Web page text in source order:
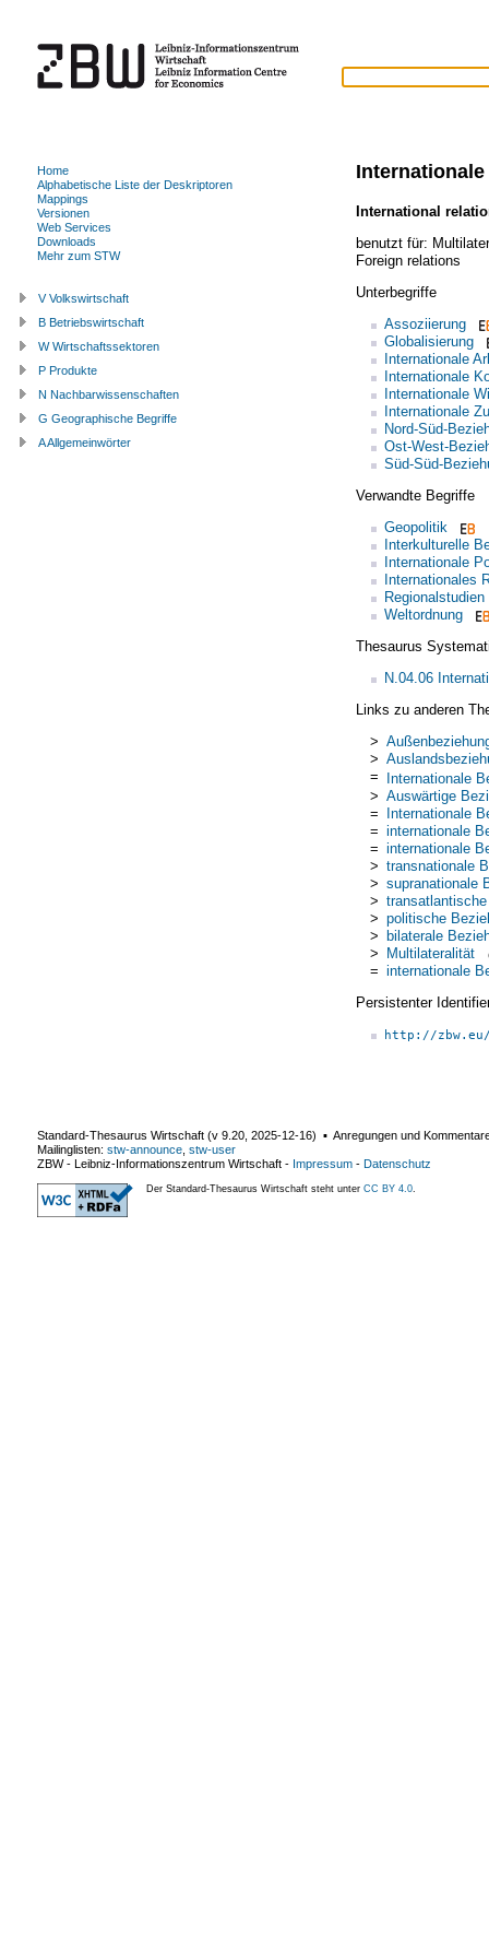
International
benutzt für:
Foreign relations
Unterbegriffe
Assoziierung
Globalisierung
Internationale
Internationale
Internationale
Internationale
Nord-Süd-
Ost-West-
Süd-Süd-
Verwandte Begriffe
Geopolitik
Interkulturelle
Internationale
Internationales
Regionalstudien
Weltordnung
Thesaurus
N.04.06
Links zu anderen
>
>
= Internationale
> Auswärtige
= Internationale
= internationale
= internationale
> transnationale
> supranationale
>
> politische
> bilaterale
> Multilateralität
= internationale
Persistenter
http://
Home
Alphabetische Liste der Deskriptoren
Mappings
Versionen
Web Services
Downloads
Mehr zum STW
V Volkswirtschaft
B Betriebswirtschaft
W Wirtschaftssektoren
P Produkte
N Nachbarwissenschaften
G Geographische Begriffe
A Allgemeinwörter
Standard-Thesaurus Wirtschaft (v 9.20 2025-12-16) ▪ Anregungen und
Mailinglisten: stw-announce stw-user
ZBW - Leibniz-Informationszentrum Wirtschaft - Impressum - Datenschutz
Der Standard-Thesaurus Wirtschaft steht unter CC BY 4.0